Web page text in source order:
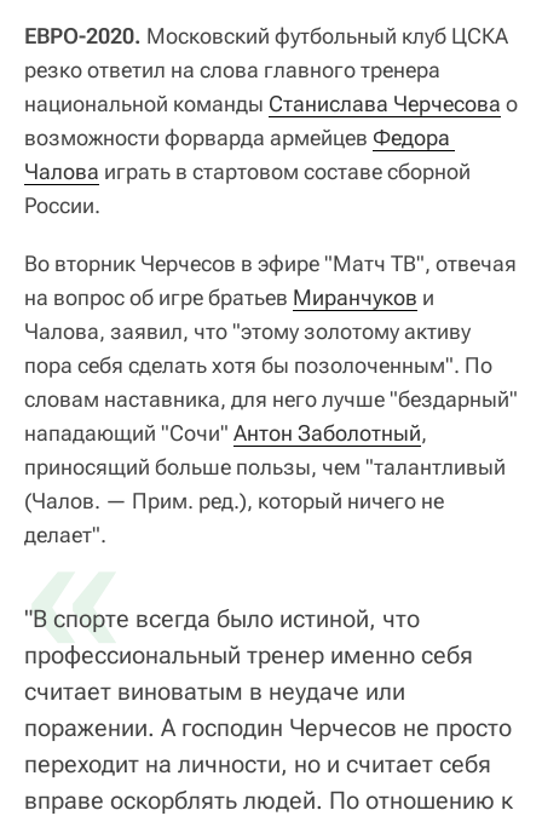
ЕВРО-2020. Московский футбольный клуб ЦСКА
резко ответил на слова главного тренера
национальной команды Станислава Черчесова о
возможности форварда армейцев Федора
Чалова играть в стартовом составе сборной
России.
Во вторник Черчесов в эфире "Матч ТВ", отвечая
на вопрос об игре братьев Миранчуков и
Чалова, заявил, что "этому золотому активу
пора себя сделать хотя бы позолоченным". По
словам наставника, для него лучше "бездарный"
нападающий "Сочи" Антон Заболотный,
приносящий больше пользы, чем "талантливый
(Чалов. — Прим. ред.), который ничего не
делает".
«
"В спорте всегда было истиной, что
профессиональный тренер именно себя
считает виноватым в неудаче или
поражении. А господин Черчесов не просто
переходит на личности, но и считает себя
вправе оскорблять людей. По отношению к